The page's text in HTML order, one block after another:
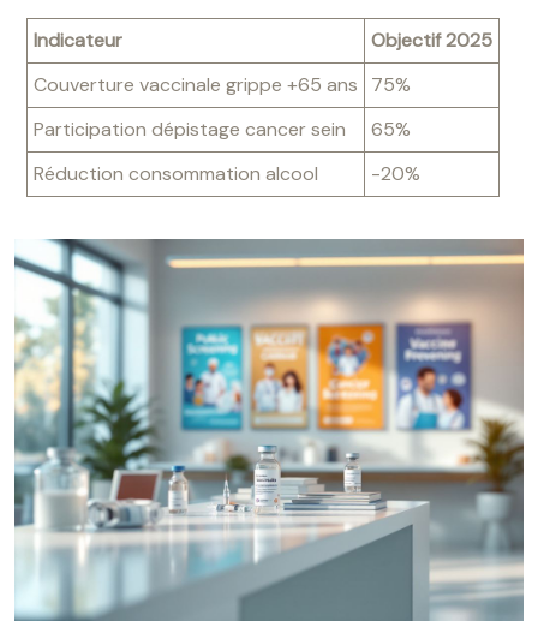
Indicateur
Objectif 2025
Couverture vaccinale grippe +65 ans
75%
Participation dépistage cancer sein
65%
Réduction consommation alcool
-20%